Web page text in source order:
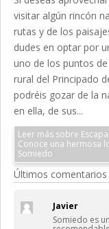
visitar algún rincón
rutas y de los
dudes en optar por
uno de los puntos
rural del Principado
podréis gozar de la
en ella, de sus...
Leer más sobre
Conoce una hermosa
Somiedo
Últimos comentarios
Javier
Somiedo es